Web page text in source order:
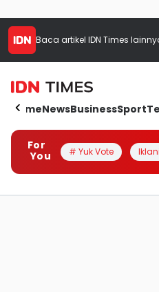
Baca artikel IDN Times
HomeNewsBusinessSport
For
You
# Yuk Vote